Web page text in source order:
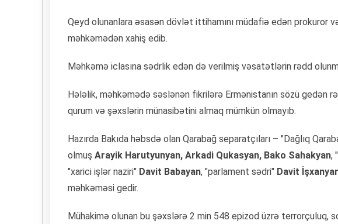
Qeyd olunanlara əsasən dövlət ittihamını müdafiə edən prokuror
məhkəmədən xahiş edib.
Məhkəmə iclasına sədrlik edən də verilmiş vəsatətlərin rədd
Hələlik, məhkəmədə səslənən fikrilərə Ermənistanın sözü gedən
qurum və şəxslərin münasibətini almaq mümkün olmayıb.
Hazırda Bakıda həbsdə olan Qarabağ separatçıları – "Dağlıq
olmuş Arayik Harutyunyan, Arkadi Qukasyan, Bako Sahakyan,
"xarici işlər naziri" Davit Babayan, "parlament sədri" Davit
məhkəməsi gedir.
Mühakimə olunan bu şəxslərə 2 min 548 epizod üzrə terrorçuluq,